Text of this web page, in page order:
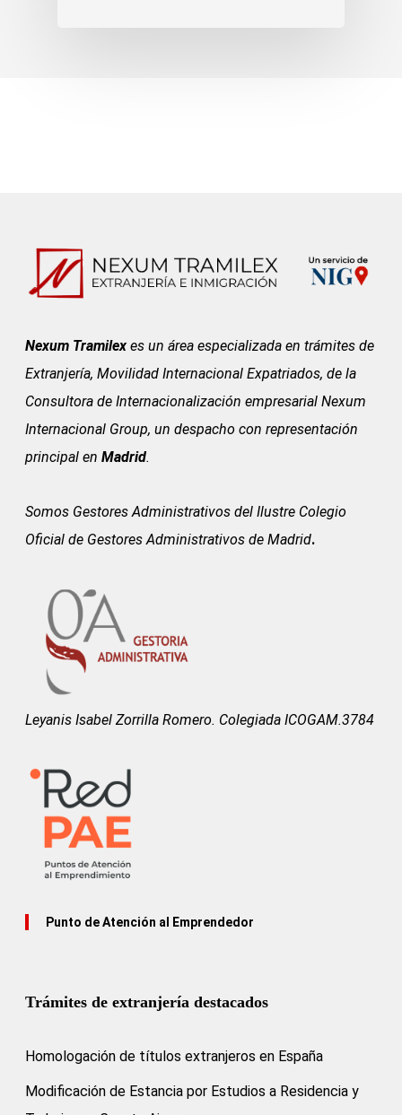
Nexum Tramilex es un área especializada en trámites de
Extranjería, Movilidad Internacional Expatriados, de la
Consultora de Internacionalización empresarial Nexum
Internacional Group, un despacho con representación
principal en Madrid.
Somos Gestores Administrativos del Ilustre Colegio
Oficial de Gestores Administrativos de Madrid.
Leyanis Isabel Zorrilla Romero. Colegiada ICOGAM.3784
Punto de Atención al Emprendedor
Trámites de extranjería destacados
Homologación de títulos extranjeros en España
Modificación de Estancia por Estudios a Residencia y